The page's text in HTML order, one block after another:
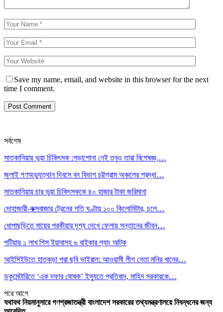
Save my name, email, and website in this browser for the next
time I comment.
সর্বশেষ
সাতকানিয়ায় ভূয়া চিকিৎসক :পড়াশোনা নেই তবুও তারা বিশেষজ্ঞ,…
জুলাই গণঅভ্যুত্থান দিবসে বন বিভাগ চট্টগ্রাম অঞ্চলের শ্রদ্ধা…
সাতকানিয়ায় চার ভুয়া চিকিৎসককে ৪০ হাজার টাকা জরিমানা
দোহাজারী-কক্সবাজার ট্রেনের গতি ঘণ্টায় ১০০ কিলোমিটার, চলে…
ধোপাছড়িতে মায়ের পরকীয়ার দৃশ্য দেখে ফেলায় সন্তানের জীবন…
পটিয়ায় ১ লাখ পিস ইয়াবাসহ ৬ বাইকার গ্যাং আটক
আইসিইউতে হাতকড়া পরা ছবি ভাইরাল: আওয়ামী লীগ নেতা মনির খানের…
ডকুমেন্টারিতে ‘এক দফার ঘোষক’ ইস্যুতে প্রতিবাদ, মাহিন সরকারকে…
পরেআগে
যথাযথ নিয়মানুসারে গণপ্রজাতন্ত্রী বাংলাদেশ সরকারের তথ্যমন্ত্রণালয়ে নিবন্ধনের জন্য